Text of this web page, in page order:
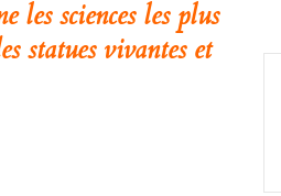
sciences les plus
statues vivantes et